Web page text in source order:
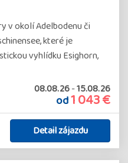
v okolí Adelbodenu či
které je
vyhlídku Esighorn,
08.08.26-15.08.26
od1 043 €
Detail zájazdu